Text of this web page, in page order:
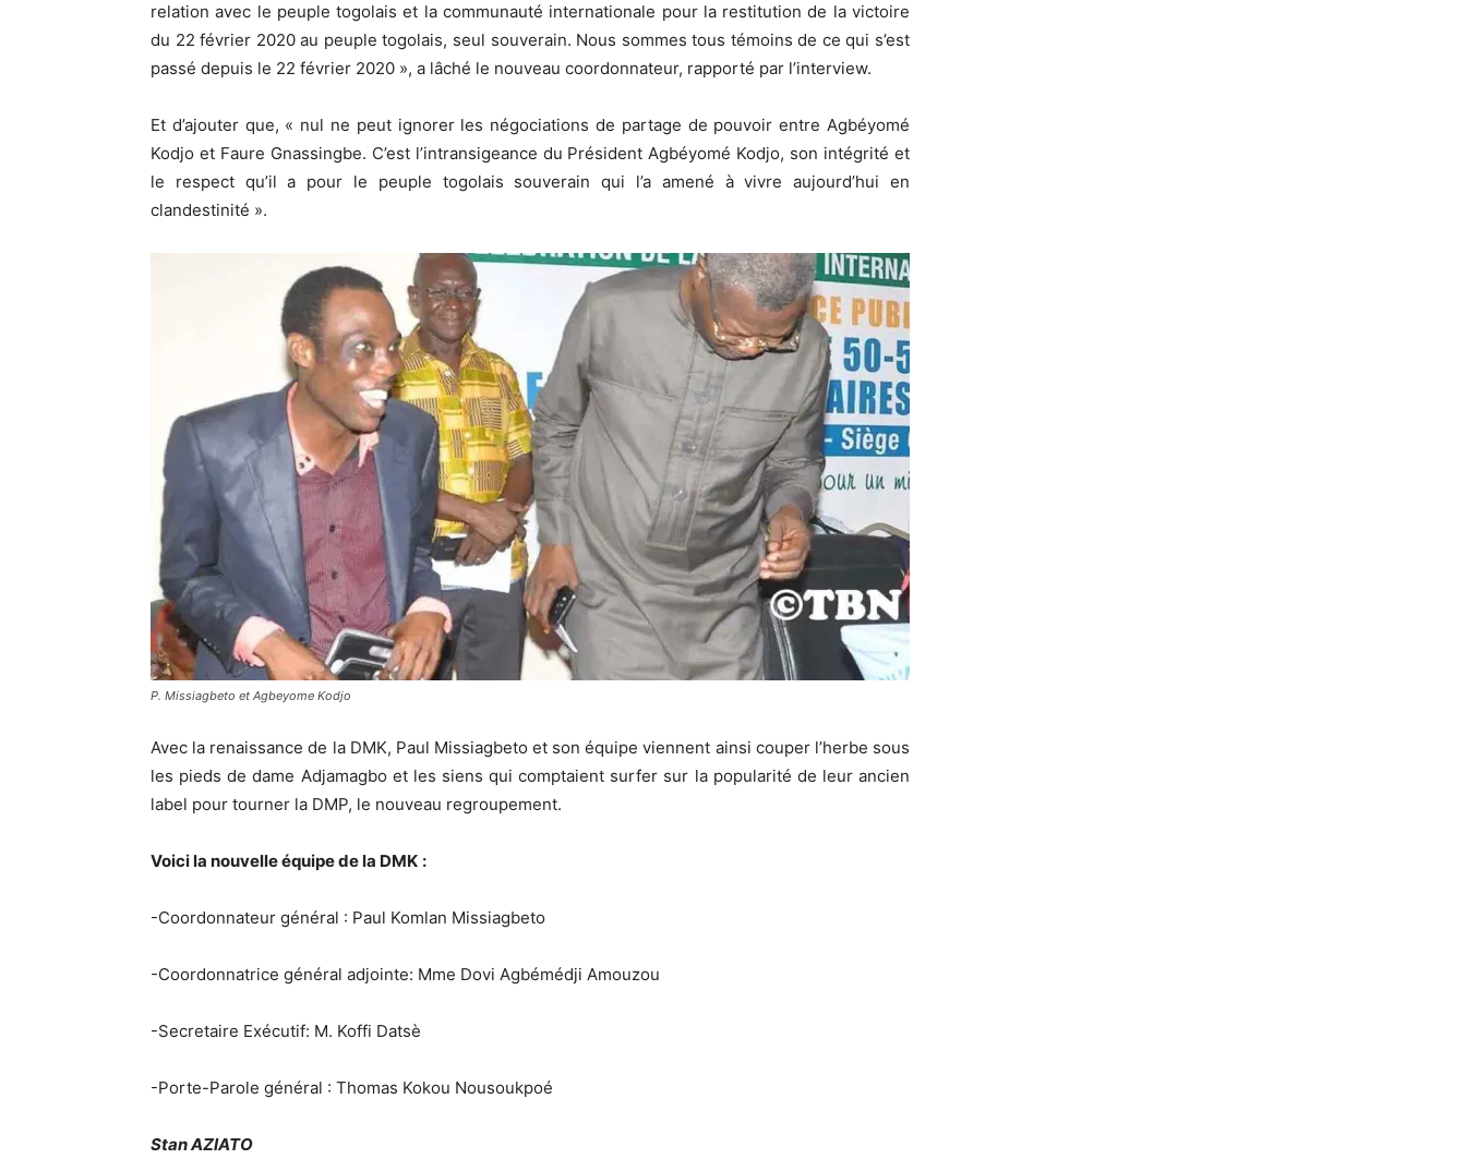
relation avec le peuple togolais et la communauté internationale pour la restitution de la victoire
du 22 février 2020 au peuple togolais, seul souverain. Nous sommes tous témoins de ce qui s’est
passé depuis le 22 février 2020 », a lâché le nouveau coordonnateur, rapporté par l’interview.
Et d’ajouter que, « nul ne peut ignorer les négociations de partage de pouvoir entre Agbéyomé
Kodjo et Faure Gnassingbe. C’est l’intransigeance du Président Agbéyomé Kodjo, son intégrité et
le respect qu’il a pour le peuple togolais souverain qui l’a amené à vivre aujourd’hui en
clandestinité ».
P. Missiagbeto et Agbeyome Kodjo
Avec la renaissance de la DMK, Paul Missiagbeto et son équipe viennent ainsi couper l’herbe sous
les pieds de dame Adjamagbo et les siens qui comptaient surfer sur la popularité de leur ancien
label pour tourner la DMP, le nouveau regroupement.
Voici la nouvelle équipe de la DMK :
-Coordonnateur général : Paul Komlan Missiagbeto
-Coordonnatrice général adjointe: Mme Dovi Agbémédji Amouzou
-Secretaire Exécutif: M. Koffi Datsè
-Porte-Parole général : Thomas Kokou Nousoukpoé
Stan AZIATO